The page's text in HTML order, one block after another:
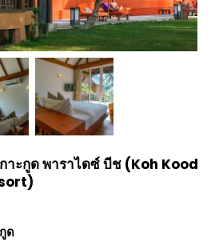
าะกูด พาราไดซ์ บีช (Koh Kood
ด